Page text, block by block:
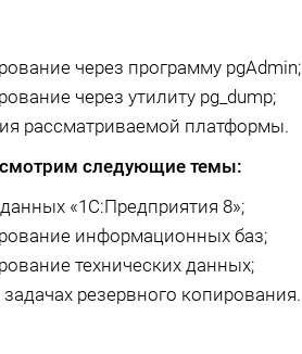
через программу pgAdmin;
через утилиту pg_dump;
рассматриваемой платформы.
следующие темы:
«1С:Предприятия 8»;
информационных баз;
технических данных;
резервного копирования.